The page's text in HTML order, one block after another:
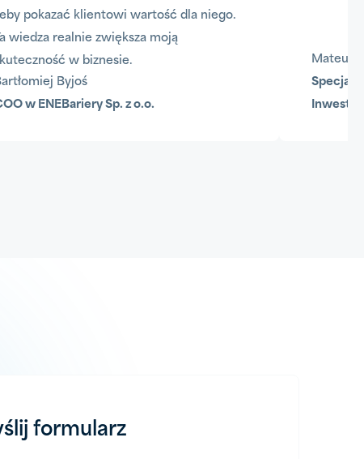
żeby pokazać klientowi wartość dla niego.
Ta wiedza realnie zwiększa moją
skuteczność w biznesie.
Bartłomiej Byjoś
COO w ENEBariery Sp. z o.o.
formularz